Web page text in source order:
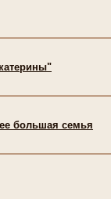
большая семья